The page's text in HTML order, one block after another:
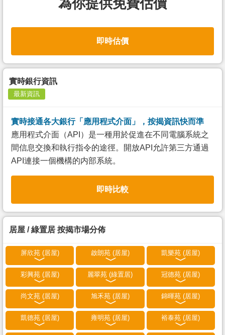
為你提供免費估價
即時估價
實時銀行資訊
最新資訊
實時接通各大銀行「應用程式介面」，按揭資訊快而準
應用程式介面（API）是一種用於促進在不同電腦系統之
間信息交換和執行指令的途徑。開放API允許第三方通過
API連接一個機構的内部系統。
即時比較
居屋 / 綠置居 按揭市場分佈
屏欣苑 (居屋) 啟朗苑 (居屋) 凱樂苑 (居屋)
彩興苑 (居屋) 麗翠苑 (綠置居) 冠德苑 (居屋)
尚文苑 (居屋) 旭禾苑 (居屋) 錦暉苑 (居屋)
凱德苑 (居屋) 雍明苑 (居屋) 裕泰苑 (居屋)